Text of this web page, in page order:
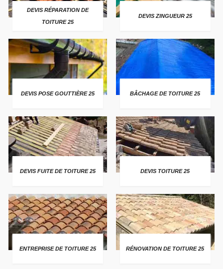
DEVIS RÉPARATION DE
TOITURE 25
DEVIS ZINGUEUR 25
DEVIS POSE GOUTTIÈRE 25 BÂCHAGE DE TOITURE 25
DEVIS FUITE DE TOITURE 25 DEVIS TOITURE 25
ENTREPRISE DE TOITURE 25 RÉNOVATION DE TOITURE 25